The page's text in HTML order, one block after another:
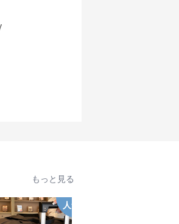
もっと見る
人気